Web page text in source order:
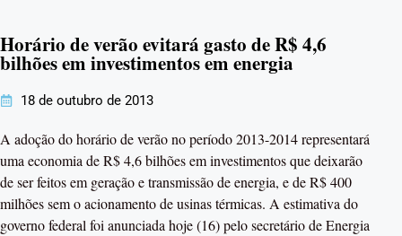
Horário de verão evitará gasto de R$ 4,6
bilhões em investimentos em energia
18 de outubro de 2013
A adoção do horário de verão no período 2013-2014 representará
uma economia de R$ 4,6 bilhões em investimentos que deixarão
de ser feitos em geração e transmissão de energia, e de R$ 400
milhões sem o acionamento de usinas térmicas. A estimativa do
governo federal foi anunciada hoje (16) pelo secretário de Energia